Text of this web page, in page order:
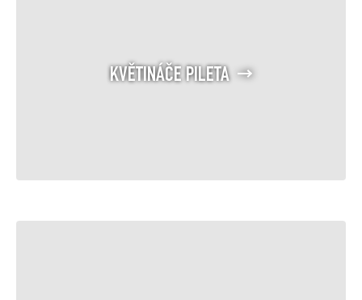
KVĚTINÁČE PILETA